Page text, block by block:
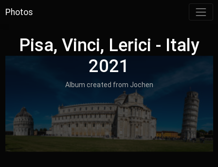
Photos
Pisa, Vinci, Lerici - Italy
2021
Album created from Jochen